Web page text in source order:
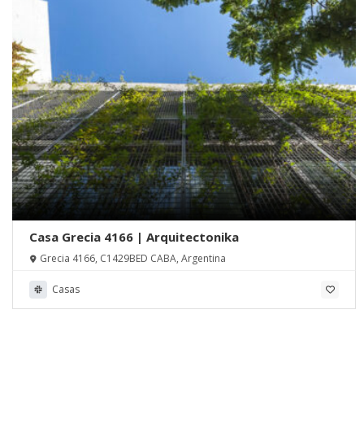
Casa Grecia 4166 | Arquitectonika
Grecia 4166, C1429BED CABA, Argentina
Casas